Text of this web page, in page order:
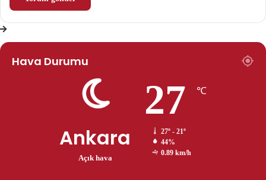
Hava Durumu
Ankara
Açık hava
27 ℃
27º - 21º
44%
0.89 km/h